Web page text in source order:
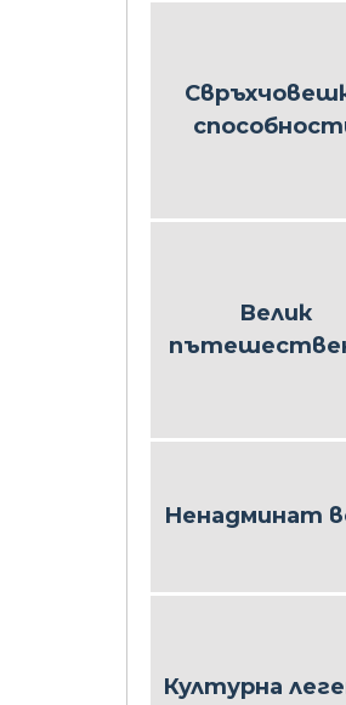
Велик
Ненадминат
Културна